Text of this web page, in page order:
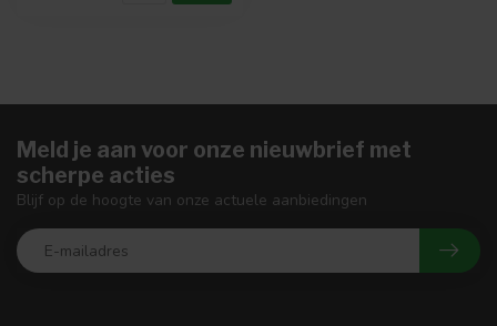
Meld je aan voor onze nieuwbrief met
scherpe acties
Blijf op de hoogte van onze actuele aanbiedingen